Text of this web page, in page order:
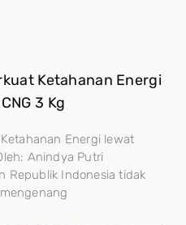
Ketahanan Energi
3 Kg
Energi lewat
Anindya Putri
Republik Indonesia tidak